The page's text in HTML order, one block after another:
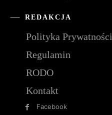
REDAKCJA
Polityka Prywatności
Regulamin
RODO
Kontakt
Facebook